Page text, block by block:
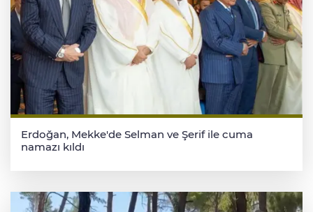
Erdoğan, Mekke'de Selman ve Şerif ile cuma
namazı kıldı